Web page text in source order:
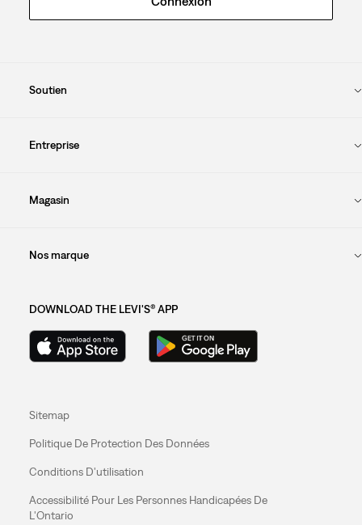
Soutien
Entreprise
Magasin
Nos marque
DOWNLOAD THE LEVI'S® APP
Sitemap
Politique De Protection Des Données
Conditions D'utilisation
Accessibilité Pour Les Personnes Handicapées De
L'Ontario